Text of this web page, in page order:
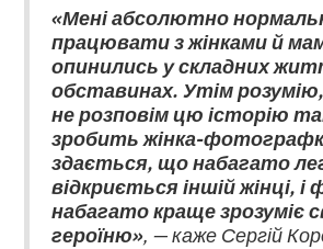
«Мені абсолютно
працювати з жінками й
опинились у складних
обставинах. Утім
не розповім цю історію
зробить жінка-
здається, що набагато
відкриється іншій жінці,
набагато краще зрозуміє
героїню», — каже Сергій